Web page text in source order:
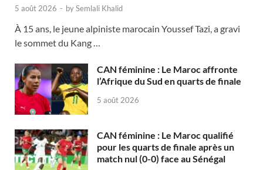
5 août 2026 - bySemlali Khalid
À 15 ans, le jeune alpiniste marocain Youssef Tazi, a gravi
le sommet du Kang …
CAN féminine : Le Maroc affronte
l’Afrique du Sud en quarts de finale
5 août 2026
CAN féminine : Le Maroc qualifié
pour les quarts de finale après un
match nul (0-0) face au Sénégal